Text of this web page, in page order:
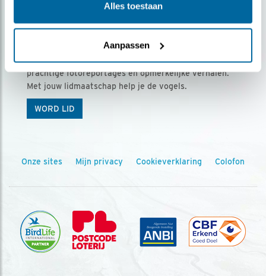
Alles toestaan
Aanpassen
Ontvang 5 x Vogels voor € 36,00 per jaar
Vogels is het tijdschrift voor onze leden, met
prachtige fotoreportages en opmerkelijke verhalen.
Met jouw lidmaatschap help je de vogels.
WORD LID
Onze sites Mijn privacy Cookieverklaring Colofon